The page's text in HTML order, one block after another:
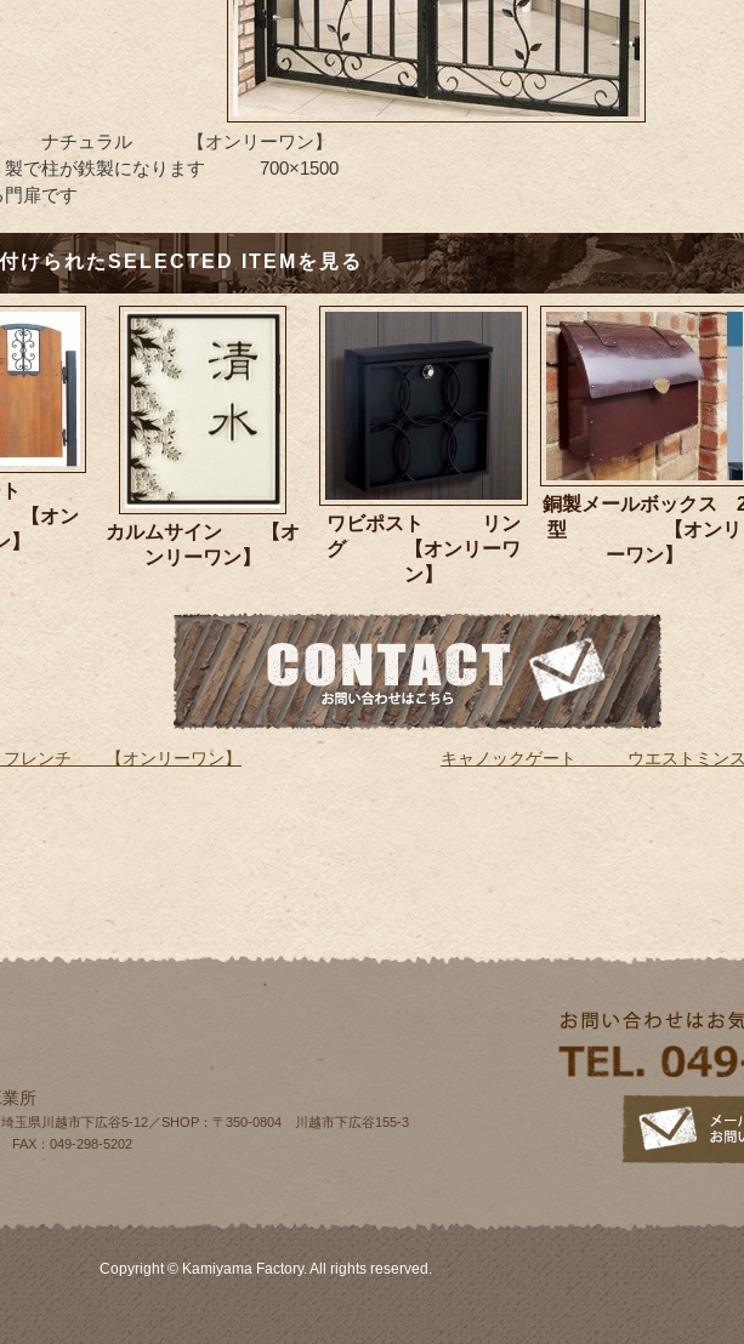
ト ナチュラル 【オンリーワン】
製で柱が鉄製になります 700×1500
扉です
けられたSELECTED ITEMを見る
ート
【オン
】
カルムサイン 【オ
ンリーワン】
ワビポスト リン
グ 【オンリーワ
ン】
銅製メールボックス
型 【オンリ
ーワン】
レンチ 【オンリーワン】 キャノックゲート ウエストミン
所
玉県川越市下広谷5-12／SHOP：〒350-0804 川越市下広谷155‐3
FAX：049-298-5202
Copyright © Kamiyama Factory. All rights reserved.